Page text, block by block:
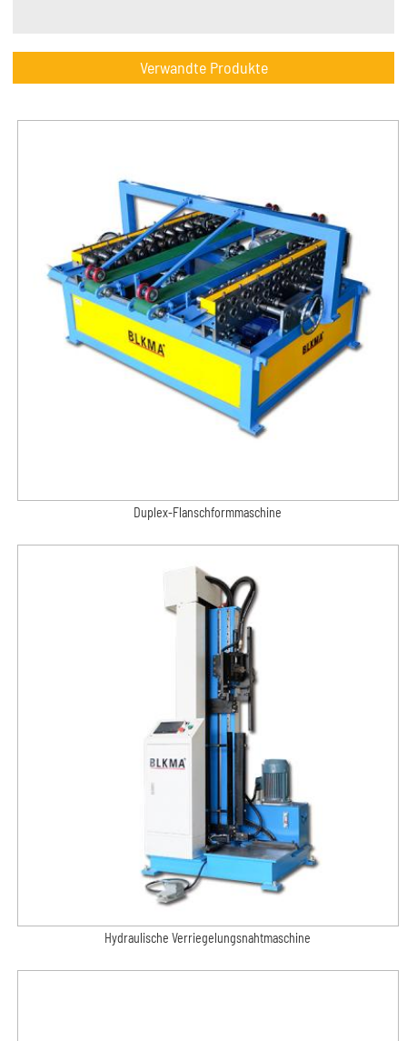
Verwandte Produkte
Duplex-Flanschformmaschine
Hydraulische Verriegelungsnahtmaschine